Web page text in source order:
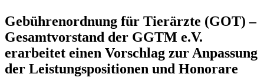
Gebührenordnung für Tierärzte (GOT) –
Gesamtvorstand der GGTM e.V.
erarbeitet einen Vorschlag zur Anpassung
der Leistungspositionen und Honorare